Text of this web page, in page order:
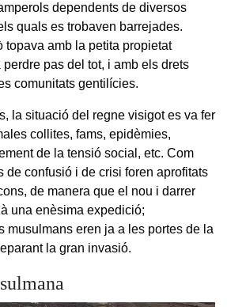
dependents de diversos
quals es trobaven barrejades.
topava amb la petita propietat
pas del tot, i amb els drets
comunitats gentilícies.
la situació del regne visigot es va fer
collites, fams, epidèmies,
de la tensió social, etc. Com
de confusió i de crisi foren aprofitats
de manera que el nou i darrer
una enèsima expedició;
musulmans eren ja a les portes de la
la gran invasió.